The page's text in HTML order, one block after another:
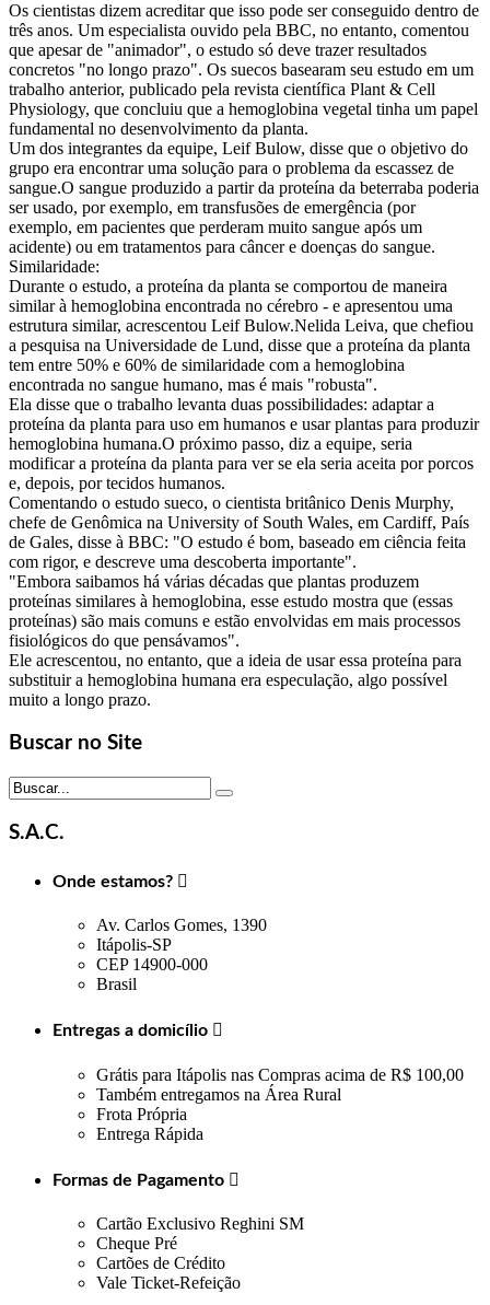
Os cientistas dizem acreditar que isso pode ser conseguido dentro de
três anos. Um especialista ouvido pela BBC, no entanto, comentou
que apesar de "animador", o estudo só deve trazer resultados
concretos "no longo prazo". Os suecos basearam seu estudo em um
trabalho anterior, publicado pela revista científica Plant & Cell
Physiology, que concluiu que a hemoglobina vegetal tinha um papel
fundamental no desenvolvimento da planta.
Um dos integrantes da equipe, Leif Bulow, disse que o objetivo do
grupo era encontrar uma solução para o problema da escassez de
sangue.O sangue produzido a partir da proteína da beterraba poderia
ser usado, por exemplo, em transfusões de emergência (por
exemplo, em pacientes que perderam muito sangue após um
acidente) ou em tratamentos para câncer e doenças do sangue.
Similaridade:
Durante o estudo, a proteína da planta se comportou de maneira
similar à hemoglobina encontrada no cérebro - e apresentou uma
estrutura similar, acrescentou Leif Bulow.Nelida Leiva, que chefiou
a pesquisa na Universidade de Lund, disse que a proteína da planta
tem entre 50% e 60% de similaridade com a hemoglobina
encontrada no sangue humano, mas é mais "robusta".
Ela disse que o trabalho levanta duas possibilidades: adaptar a
proteína da planta para uso em humanos e usar plantas para produzir
hemoglobina humana.O próximo passo, diz a equipe, seria
modificar a proteína da planta para ver se ela seria aceita por porcos
e, depois, por tecidos humanos.
Comentando o estudo sueco, o cientista britânico Denis Murphy,
chefe de Genômica na University of South Wales, em Cardiff, País
de Gales, disse à BBC: "O estudo é bom, baseado em ciência feita
com rigor, e descreve uma descoberta importante".
"Embora saibamos há várias décadas que plantas produzem
proteínas similares à hemoglobina, esse estudo mostra que (essas
proteínas) são mais comuns e estão envolvidas em mais processos
fisiológicos do que pensávamos".
Ele acrescentou, no entanto, que a ideia de usar essa proteína para
substituir a hemoglobina humana era especulação, algo possível
muito a longo prazo.
Buscar no Site
S.A.C.
Onde estamos?
Av. Carlos Gomes, 1390
Itápolis-SP
CEP 14900-000
Brasil
Entregas a domicílio 
Grátis para Itápolis nas Compras acima de R$ 100,00
Também entregamos na Área Rural
Frota Própria
Entrega Rápida
Formas de Pagamento
Cartão Exclusivo Reghini SM
Cheque Pré
Cartões de Crédito
Vale Ticket-Refeição